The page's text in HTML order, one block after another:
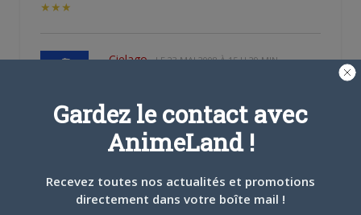
★★★
Offline
Cielago LE23 MAI 2008 À 15 H 29 MIN
Mais sans la coiffure débile,
VashTheStamped LE23 MAI 2008 À 22 H 09
Gardez le contact avec
AnimeLand !
Recevez toutes nos actualités et promotions
directement dans votre boîte mail !